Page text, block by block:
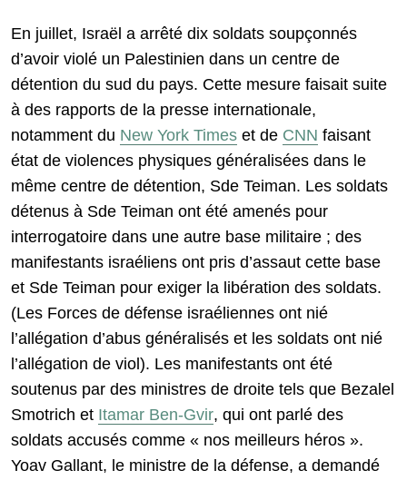
En juillet, Israël a arrêté dix soldats soupçonnés
d’avoir violé un Palestinien dans un centre de
détention du sud du pays. Cette mesure faisait suite
à des rapports de la presse internationale,
notamment du New York Times et de CNN faisant
état de violences physiques généralisées dans le
même centre de détention, Sde Teiman. Les soldats
détenus à Sde Teiman ont été amenés pour
interrogatoire dans une autre base militaire ; des
manifestants israéliens ont pris d’assaut cette base
et Sde Teiman pour exiger la libération des soldats.
(Les Forces de défense israéliennes ont nié
l’allégation d’abus généralisés et les soldats ont nié
l’allégation de viol). Les manifestants ont été
soutenus par des ministres de droite tels que Bezalel
Smotrich et Itamar Ben-Gvir, qui ont parlé des
soldats accusés comme « nos meilleurs héros ».
Yoav Gallant, le ministre de la défense, a demandé